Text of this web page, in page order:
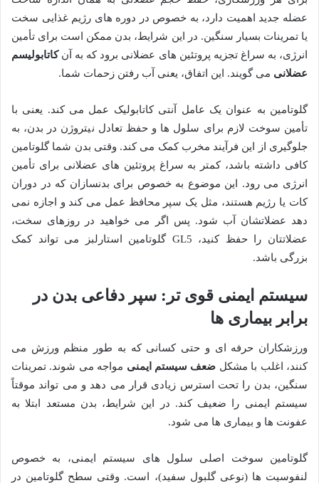
عضله جدید اهمیت دارد، به خصوص در دوره های رژیم غذایی سخت
یا تمرینات بسیار سنگین. در این شرایط، بدن ممکن است برای تأمین
انرژی، به سراغ تجزیه پروتئین های عضلانی برود که به آنکاتابولیسم
عضلانی می گویند. این اتفاق، یعنی آب رفتن زحمات شما.
گلوتامین به عنوان یک عامل آنتی کاتابولیک عمل می کند. یعنی با
تأمین سوخت لازم برای سلول ها و حفظ تعادل نیتروژن در بدن، به
جلوگیری از این فرآیند مخرب کمک می کند. وقتی بدن شما گلوتامین
کافی داشته باشد، کمتر به سراغ پروتئین های عضلانی برای تأمین
انرژی می رود. این موضوع به خصوص برای بدنسازان که در دوران
کات یا رژیم هستند، مثل یک سپر محافظ عمل می کند و اجازه نمی
دهد عضلاتشان آب شود. پس اگر می خواهید در روزهای سخت،
عضلاتتان را حفظ کنید، GL5 گلوتامین استارلبز می تواند کمک
بزرگی باشد.
سیستم ایمنی قوی تر: سپر دفاعی بدن در
برابر بیماری ها
ورزشکاران حرفه ای و حتی کسانی که به طور منظم ورزش می
کنند، اغلب با مشکل ضعف سیستم ایمنی مواجه می شوند. تمرینات
سنگین، بدن را تحت استرس زیادی قرار می دهد و می تواند موقتاً
سیستم ایمنی را ضعیف کند. در این شرایط، بدن مستعد ابتلا به
عفونت ها و بیماری ها می شود.
گلوتامین سوخت اصلی سلول های سیستم ایمنی، به خصوص
لنفوسیت ها (نوعی گلبول سفید)، است. وقتی سطح گلوتامین در